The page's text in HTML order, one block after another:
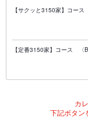
【サクッと3150家】コー
【定番3150家】コース 〈
カ
下記ボタン